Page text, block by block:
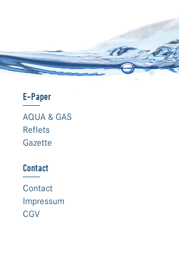
E-Paper
AQUA & GAS
Reflets
Gazette
Contact
Contact
Impressum
CGV